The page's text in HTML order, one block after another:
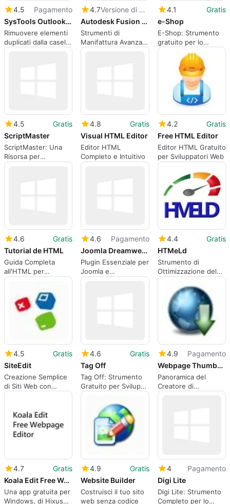
4.5
Pagamento
SysTools Outlook Duplicate Remover Software
Rimuovere elementi
duplicati dalla casella
di posta di Outlook
4.7
Versione di prova
Autodesk Fusion Manufacturing Extension
Strumenti di
Manifattura Avanzata
in Autodesk Fusion
4.1
Gratis
e-Shop
E-Shop: Strumento
gratuito per lo
sviluppo web
4.5
Gratis
ScriptMaster
ScriptMaster: Una
Risorsa per
Sviluppatori Web
4.8
Gratis
Visual HTML Editor
Editor HTML
Completo e Intuitivo
4.2
Gratis
Free HTML Editor
Editor HTML Gratuito
per Sviluppatori Web
4.6
Gratis
Tutorial de HTML
Guida Completa
all'HTML per
Principianti
4.6
Pagamento
Joomla Dreamweaver Extension
Plugin Essenziale per
Joomla e
Dreamweaver
4.4
Gratis
HTMeLd
Strumento di
Ottimizzazione del
Sito Web HTMeLd
4.5
Gratis
SiteEdit
Creazione Semplice
di Siti Web con
SiteEdit
4.6
Gratis
Tag Off
Tag Off: Strumento
Gratuito per Sviluppo
Web
4.9
Pagamento
Webpage Thumbnail Creator
Panoramica del
Creatore di
Anteprime della
4.7
Gratis
Koala Edit Free Webpage Editor
Una app gratuita per
Windows, di Hixus
4.9
Gratis
Website Builder
Costruisci il tuo sito
web senza codice
4
Pagamento
Digi Lite
Digi Lite: Strumento
Completo per lo